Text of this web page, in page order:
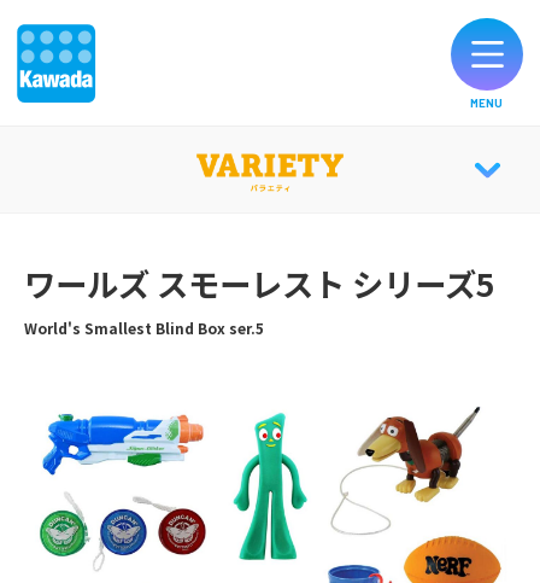
オリジナルブランド一覧
製品のご購入
公式SNS
MENU
CATALOG
ワールズ スモーレスト シリーズ5
World's Smallest Blind Box ser.5